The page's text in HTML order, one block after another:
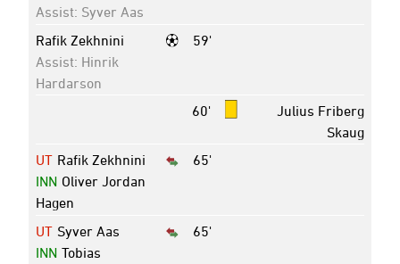
Assist: Syver Aas
59'
Rafik Zekhnini
Assist: Hinrik
Hardarson
60'
Julius Friberg
Skaug
65'
UT Rafik Zekhnini
INN Oliver Jordan
Hagen
65'
UT Syver Aas
INN Tobias